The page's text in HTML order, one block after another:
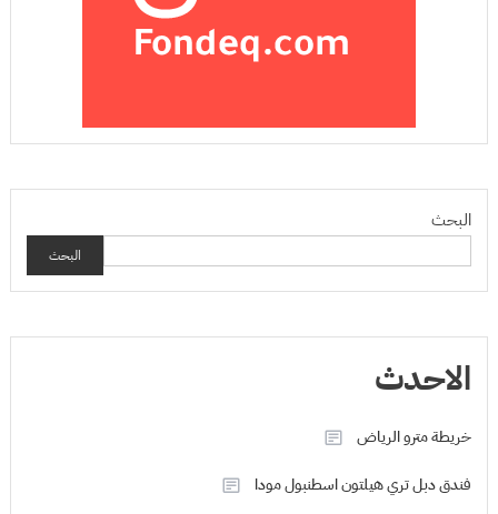
البحث
البحث
الاحدث
خريطة مترو الرياض
فندق دبل تري هيلتون اسطنبول مودا